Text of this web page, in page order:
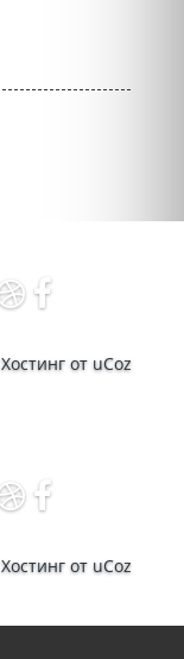
Хостинг от uCoz
Хостинг от uCoz